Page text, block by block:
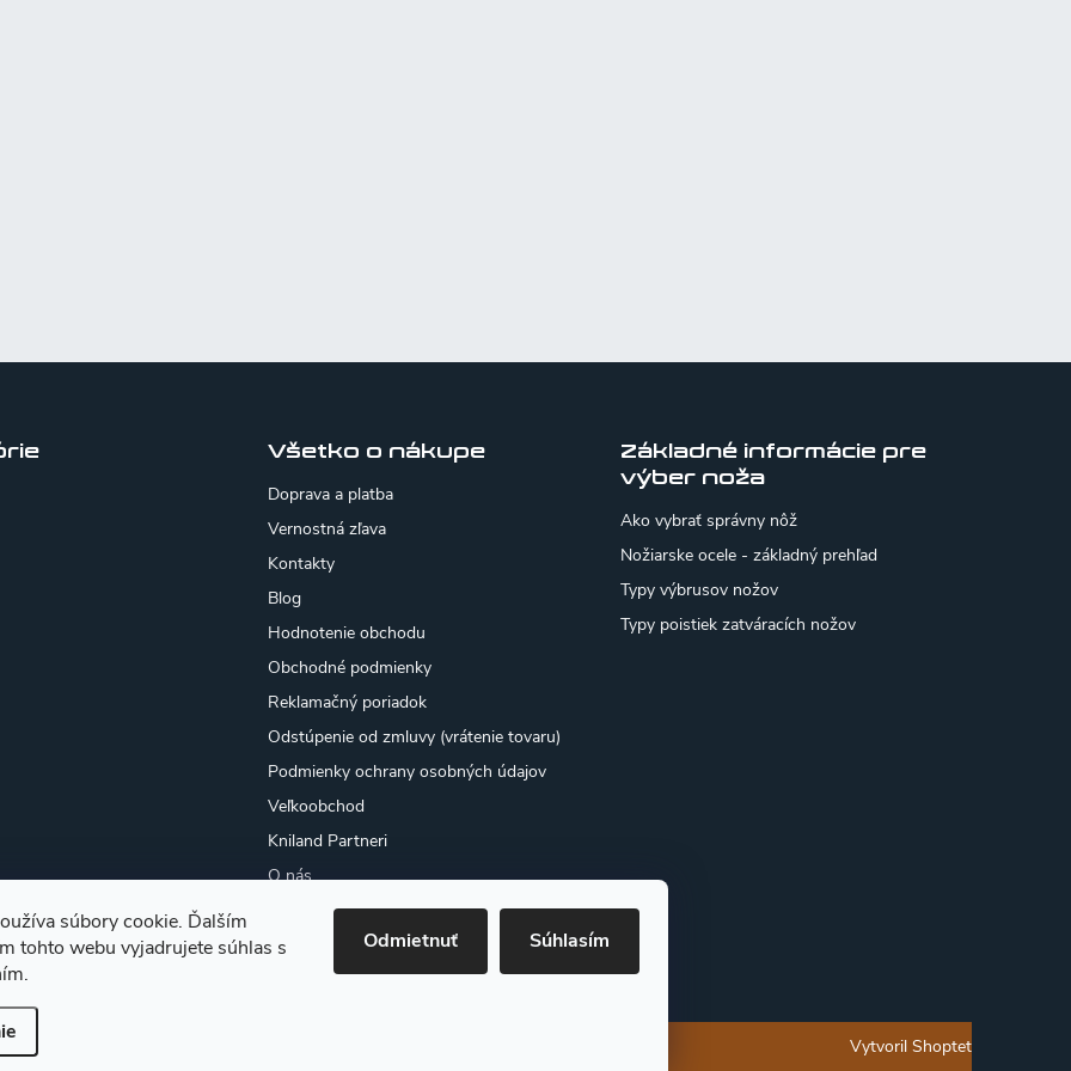
súbory cookie. Ďalším
tohto webu vyjadrujete súhlas s
Odmietnuť Súhlasím
Všetko o nákupe
Doprava a platba
Vernostná zľava
Kontakty
Blog
Hodnotenie obchodu
Obchodné podmienky
Reklamačný poriadok
Odstúpenie od zmluvy (vrátenie tovaru)
Podmienky ochrany osobných údajov
Veľkoobchod
Kniland Partneri
O nás
Osobný odber
Moja objednávka
Základné informácie pre
výber noža
Ako vybrať správny nôž
Nožiarske ocele - základný prehľad
Typy výbrusov nožov
Typy poistiek zatváracích nožov
Vytvoril Shoptet
nastavenie cookies